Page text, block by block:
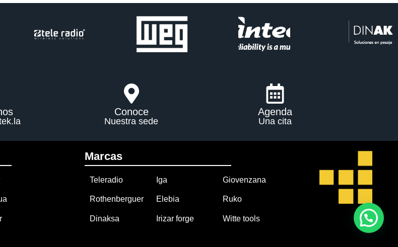
Conoce
Nuestra sede
Agenda
Una cita
Marcas
Teleradio
Rothenberguer
Dinaksa
Iga
Elebia
Irizar forge
Giovenzana
Ruko
Witte tools